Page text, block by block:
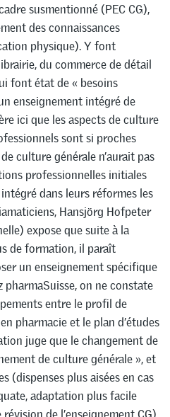
susmentionné (PEC CG),
des connaissances
physique). Y font
du commerce de détail
font état de « besoins
enseignement intégré de
ici que les aspects de culture
sont si proches
culture générale n’aurait pas
professionnelles initiales
dans leurs réformes les
Hansjörg Hofpeter
expose que suite à la
de formation, il paraît
un enseignement spécifique
on ne constate
entre le profil de
pharmacie et le plan d’études
juge que le changement de
de culture générale », et
(dispenses plus aisées en cas
adaptation plus facile